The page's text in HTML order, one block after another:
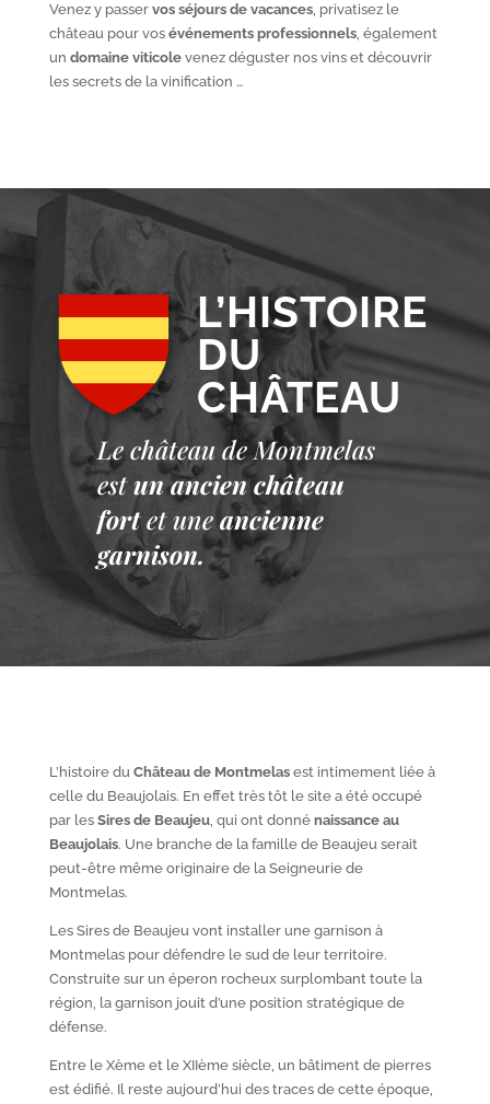
Venez y passer vos séjours de vacances, privatisez le
château pour vos événements professionnels, également
un domaine viticolevenez déguster nos vins et découvrir
les secrets de la vinification …
L’HISTOIRE
DU
CHÂTEAU
Le château de Montmelas
est un ancien château
fort et une ancienne
garnison.
L’histoire duChâteau de Montmelasest intimement liée à
celle du Beaujolais. En effet très tôt le site a été occupé
par les Sires de Beaujeu, qui ont donné naissance au
Beaujolais. Une branche de la famille de Beaujeu serait
peut-être même originaire de la Seigneurie de
Montmelas.
Les Sires de Beaujeu vont installer une garnison à
Montmelas pour défendre le sud de leur territoire.
Construite sur un éperon rocheux surplombant toute la
région, la garnison jouit d’une position stratégique de
défense.
Entre le Xèmeet le XIIèmesiècle, un bâtiment de pierres
est édifié. Il reste aujourd’hui des traces de cette époque,